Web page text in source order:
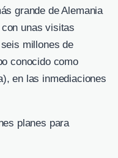
grande de Alemania
unas visitas
millones de
conocido como
en las inmediaciones
planes para